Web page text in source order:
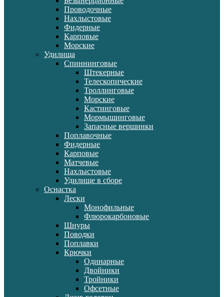
Проводочные
Нахлыстовые
Фидерные
Карповые
Морские
Удилища
Спиннинговые
Штекерные
Телескопические
Троллинговые
Морские
Кастинговые
Мормышинговые
Запасные вершинки
Поплавочные
Фидерные
Карповые
Матчевые
Нахлыстовые
Удилище в сборе
Оснастка
Лески
Монофильные
Флюрокарбоновые
Шнуры
Поводки
Поплавки
Крючки
Одинарные
Двойники
Тройники
Офсетные